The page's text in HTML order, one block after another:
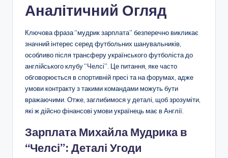
Аналітичний Огляд
Ключова фраза “мудрик зарплата” безперечно викликає
значний інтерес серед футбольних шанувальників,
особливо після трансферу українського футболіста до
англійського клубу “Челсі”. Це питання, яке часто
обговорюється в спортивній пресі та на форумах, адже
умови контракту з такими командами можуть бути
вражаючими. Отже, заглибимося у деталі, щоб зрозуміти,
які ж дійсно фінансові умови українець має в Англії.
Зарплата Михайла Мудрика в
“Челсі”: Деталі Угоди